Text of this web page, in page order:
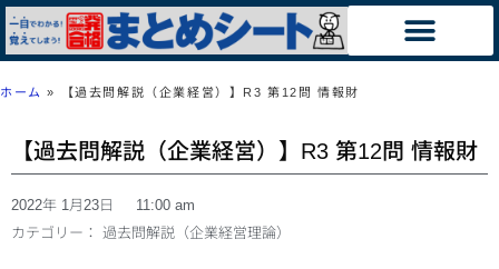
ホーム » 【過去問解説（企業経営）】R3 第12問 情報財
【過去問解説（企業経営）】R3 第12問 情報財
2022年 1月23日
11:00 am
カテゴリー： 過去問解説（企業経営理論）